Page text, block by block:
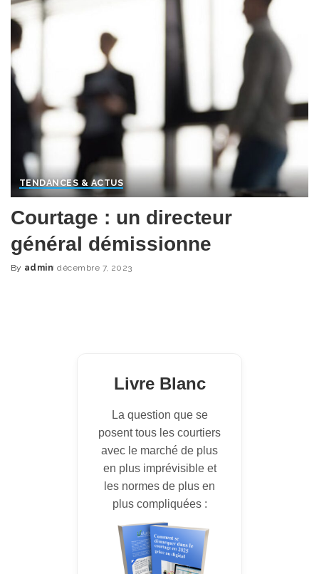
TENDANCES & ACTUS
Courtage : un directeur
général démissionne
Posted
By admin décembre 7, 2023
Livre Blanc
La question que se
posent tous les courtiers
avec le marché de plus
en plus imprévisible et
les normes de plus en
plus compliquées :